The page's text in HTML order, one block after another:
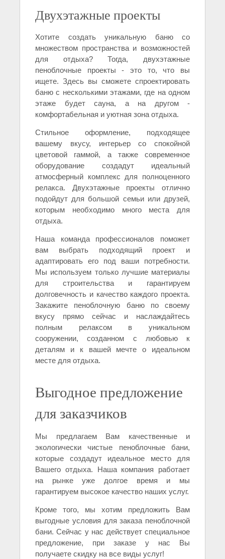
Двухэтажные проекты
Хотите создать уникальную баню со
множеством пространства и возможностей
для отдыха? Тогда, двухэтажные
пеноблочные проекты - это то, что вы
ищете. Здесь вы сможете спроектировать
баню с несколькими этажами, где на одном
этаже будет сауна, а на другом -
комфортабельная и уютная зона отдыха.
Стильное оформление, подходящее
вашему вкусу, интерьер со спокойной
цветовой гаммой, а также современное
оборудование создадут идеальный
атмосферный комплекс для полноценного
релакса. Двухэтажные проекты отлично
подойдут для большой семьи или друзей,
которым необходимо много места для
отдыха.
Наша команда профессионалов поможет
вам выбрать подходящий проект и
адаптировать его под ваши потребности.
Мы используем только лучшие материалы
для строительства и гарантируем
долговечность и качество каждого проекта.
Закажите пеноблочную баню по своему
вкусу прямо сейчас и наслаждайтесь
полным релаксом в уникальном
сооружении, созданном с любовью к
деталям и к вашей мечте о идеальном
месте для отдыха.
Выгодное предложение
для заказчиков
Мы предлагаем Вам качественные и
экологически чистые пеноблочные бани,
которые создадут идеальное место для
Вашего отдыха. Наша компания работает
на рынке уже долгое время и мы
гарантируем высокое качество наших услуг.
Кроме того, мы хотим предложить Вам
выгодные условия для заказа пеноблочной
бани. Сейчас у нас действует специальное
предложение, при заказе у нас Вы
получаете скидку на все виды услуг!